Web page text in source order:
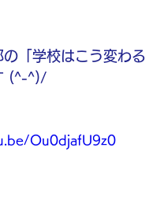
の「学校はこう変わ
(^-^)/
Ou0djafU9z0